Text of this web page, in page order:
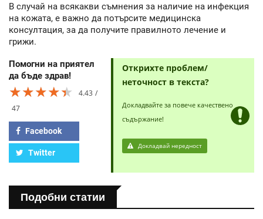
В случай на всякакви съмнения за наличие на инфекция
на кожата, е важно да потърсите медицинска
консултация, за да получите правилното лечение и
грижи.
Помогни на приятел
да бъде здрав!
★★★★★
★★★★★
★★★★★
4.43
47
Facebook
Twitter
Открихте проблем/
неточност в текста?
Докладвайте за повече качествено
съдържание!
Докладвай нередност
Подобни статии